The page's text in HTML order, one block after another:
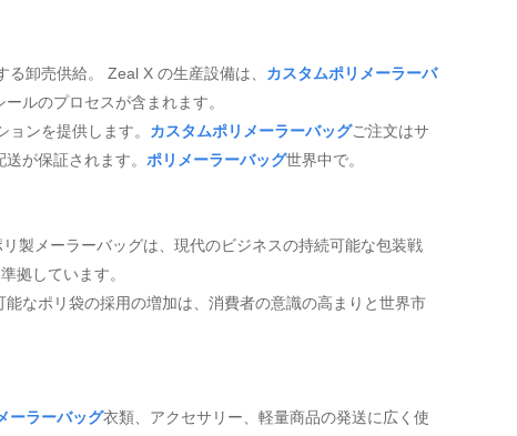
る卸売供給。 Zeal X の生産設備は、 カスタムポリメーラーバ
ルのプロセスが含まれます。
ンを提供します。 カスタムポリメーラーバッグご注文はサ
が保証されます。 ポリメーラーバッグ世界中で。
製メーラーバッグは、現代のビジネスの持続可能な包装戦
拠しています。
なポリ袋の採用の増加は、消費者の意識の高まりと世界市
ーラーバッグ衣類、アクセサリー、軽量商品の発送に広く使